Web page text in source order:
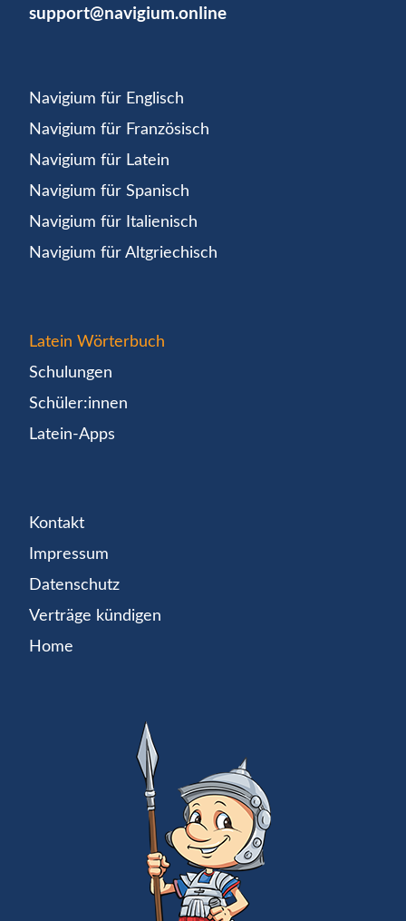
support@navigium.online
Navigium für Englisch
Navigium für Französisch
Navigium für Latein
Navigium für Spanisch
Navigium für Italienisch
Navigium für Altgriechisch
Latein Wörterbuch
Schulungen
Schüler:innen
Latein-Apps
Kontakt
Impressum
Datenschutz
Verträge kündigen
Home